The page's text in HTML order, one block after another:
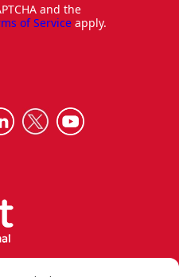
and the
of Service apply.